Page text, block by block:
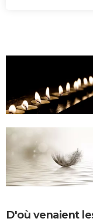
D'où venaient